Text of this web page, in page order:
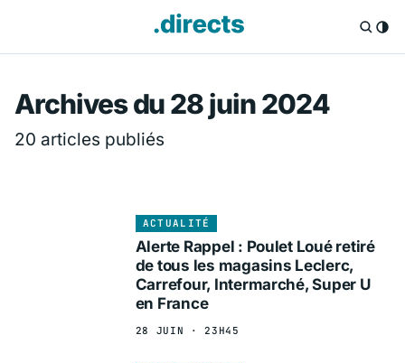
Directs.fr —
Archives du 28 juin 2024
20 articles publiés
ACTUALITÉ
Alerte Rappel : Poulet Loué retiré
de tous les magasins Leclerc,
Carrefour, Intermarché, Super U
en France
28 JUIN · 23H45